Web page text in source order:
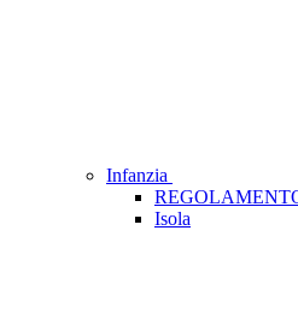
Infanzia
Isola